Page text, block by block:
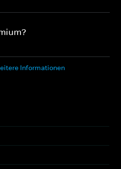
Informationen